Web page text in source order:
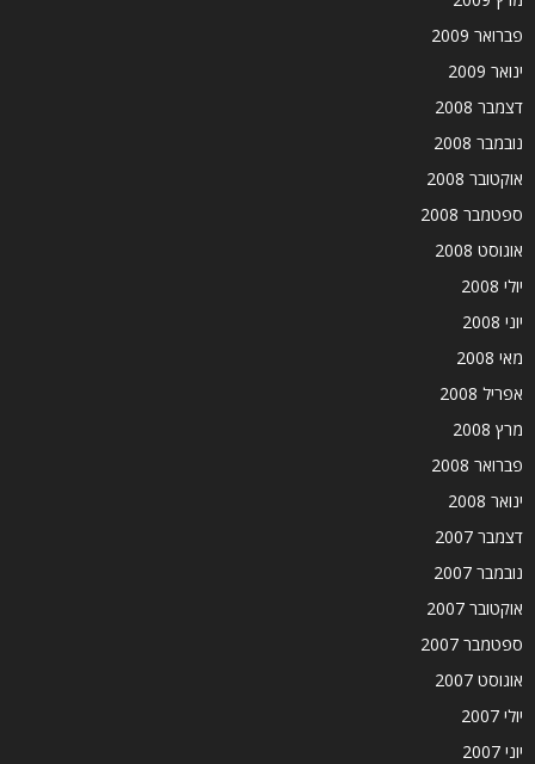
פברואר 2009
ינואר 2009
דצמבר 2008
נובמבר 2008
אוקטובר 2008
ספטמבר 2008
אוגוסט 2008
יולי 2008
יוני 2008
מאי 2008
אפריל 2008
מרץ 2008
פברואר 2008
ינואר 2008
דצמבר 2007
נובמבר 2007
אוקטובר 2007
ספטמבר 2007
אוגוסט 2007
יולי 2007
יוני 2007